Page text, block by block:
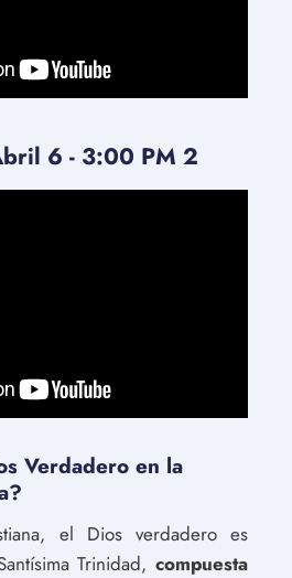
6 - 3:00 PM 2
Verdadero en la
el Dios verdadero es
Trinidad, compuesta